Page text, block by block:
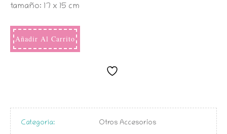
tamaño: 17 x 15 cm
Añadir Al Carrito
Categoría: Otros Accesorios